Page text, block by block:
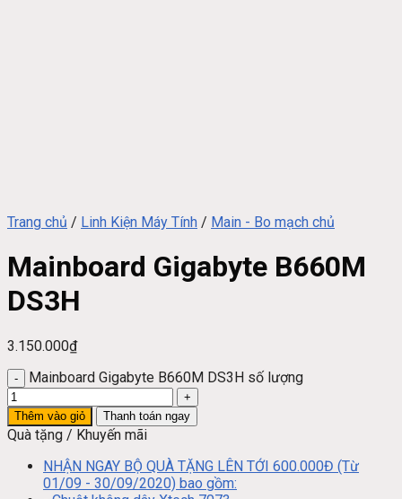
Trang chủ / Linh Kiện Máy Tính / Main - Bo mạch chủ
Mainboard Gigabyte B660M
DS3H
3.150.000₫
Mainboard Gigabyte B660M DS3H số lượng
Thêm vào giỏ Thanh toán ngay
Quà tặng / Khuyến mãi
NHẬN NGAY BỘ QUÀ TẶNG LÊN TỚI 600.000Đ (Từ
01/09 - 30/09/2020) bao gồm: